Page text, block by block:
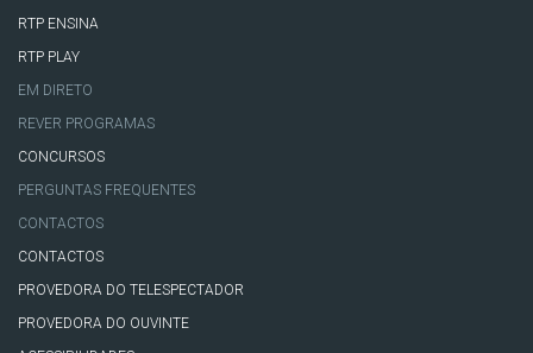
RTP ENSINA
RTP PLAY
EM DIRETO
REVER PROGRAMAS
CONCURSOS
PERGUNTAS FREQUENTES
CONTACTOS
CONTACTOS
PROVEDORA DO TELESPECTADOR
PROVEDORA DO OUVINTE